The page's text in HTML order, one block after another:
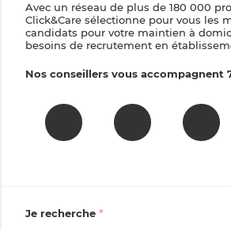
Avec un réseau de plus de 180 000
Click&Care sélectionne pour vous les
candidats pour votre maintien à
besoins de recrutement en
Nos conseillers vous accompagnent
Je recherche